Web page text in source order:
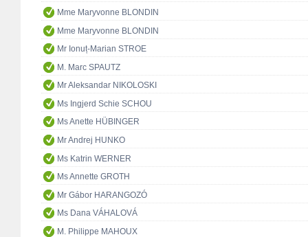
Mme Maryvonne BLONDIN
Mme Maryvonne BLONDIN
Mr Ionuț-Marian STROE
M. Marc SPAUTZ
Mr Aleksandar NIKOLOSKI
Ms Ingjerd Schie SCHOU
Ms Anette HÜBINGER
Mr Andrej HUNKO
Ms Katrin WERNER
Ms Annette GROTH
Mr Gábor HARANGOZÓ
Ms Dana VÁHALOVÁ
M. Philippe MAHOUX